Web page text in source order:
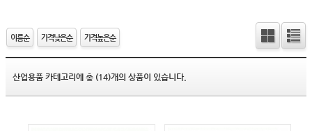
이름순 가격낮은순 가격높은순
산업용품 카테고리에 총 (14)개의 상품이 있습니다.